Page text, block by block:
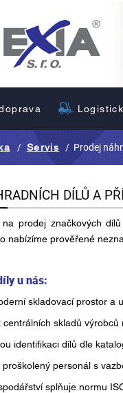
/ Prodej
Servis
/
DÍLŮ A
na prodej značkových
nabízíme prověřené
u nás:
skladovací prostor a
centrálních skladů výrobců
identifikaci dílů dle
personál s
splňuje normu